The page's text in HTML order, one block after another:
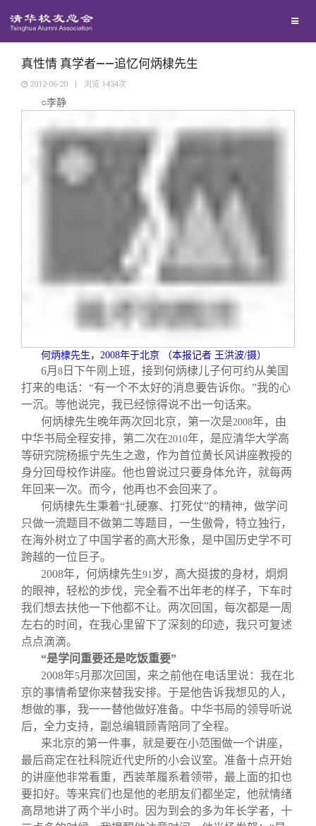
西南联大校友会
义工计划
新媒体平台
青春风采
校友服务
终身学习
信息化服务
三创大赛
实用信息
校友总会
总会简介
会长致辞
总会章程
理事会名单
制度法规
联系我们
关闭
真性情 真学者——追忆何炳棣先生
2012-06-20 | 浏览 1434次
○李静
何炳棣先生， 2008年于北京 （本报记者 王洪波/摄）
6月 8 日下午刚上班，接到何炳棣儿子何可约从美国
打来的电话：“有一个不太好的消息要告诉你。”我的心
一沉。等他说完，我已经惊得说不出一句话来。
何炳棣先生晚年两次回北京，第一次是2008年，由
中华书局全程安排，第二次在2010年，是应清华大学高
等研究院杨振宁先生之邀，作为首位黄长风讲座教授的
身分回母校作讲座。他也曾说过只要身体允许，就每两
年回来一次。而今，他再也不会回来了。
何炳棣先生秉着“扎硬寨、打死仗”的精神，做学问
只做一流题目不做第二等题目，一生傲骨，特立独行，
在海外树立了中国学者的高大形象，是中国历史学不可
跨越的一位巨子。
2008年，何炳棣先生91 岁，高大挺拔的身材，炯炯
的眼神，轻松的步伐，完全看不出年老的样子，下车时
我们想去扶他一下他都不让。两次回国，每次都是一周
左右的时间，在我心里留下了深刻的印迹，我只可复述
点点滴滴。
“是学问重要还是吃饭重要”
2008年5月那次回国，来之前他在电话里说：我在北
京的事情希望你来替我安排。于是他告诉我想见的人，
想做的事，我一一替他做好准备。中华书局的领导听说
后，全力支持，副总编辑顾青陪同了全程。
来北京的第一件事，就是要在小范围做一个讲座，
最后商定在社科院近代史所的小会议室。准备十点开始
的讲座他非常看重，西装革履系着领带，最上面的扣也
要扣好。等来宾们也是他的老朋友们都坐定，他就情绪
高昂地讲了两个半小时。因为到会的多为年长学者，十